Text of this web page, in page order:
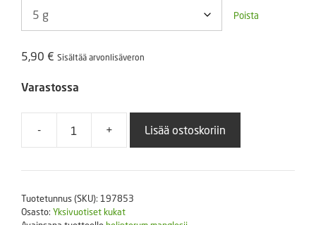
Poista
5,90 € Sisältää arvonlisäveron
Varastossa
-
Herttaikikukka
määrä
+ Lisää ostoskoriin
Tuotetunnus (SKU): 197853
Osasto: Yksivuotiset kukat